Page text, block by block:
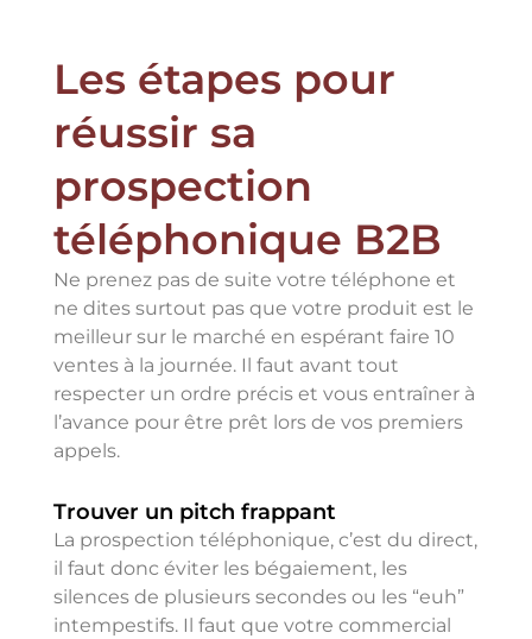
Les étapes pour
réussir sa
prospection
téléphonique B2B
Ne prenez pas de suite votre téléphone et
ne dites surtout pas que votre produit est le
meilleur sur le marché en espérant faire 10
ventes à la journée. Il faut avant tout
respecter un ordre précis et vous entraîner à
l’avance pour être prêt lors de vos premiers
appels.
Trouver un pitch frappant
La prospection téléphonique, c’est du direct,
il faut donc éviter les bégaiement, les
silences de plusieurs secondes ou les “euh”
intempestifs. Il faut que votre commercial